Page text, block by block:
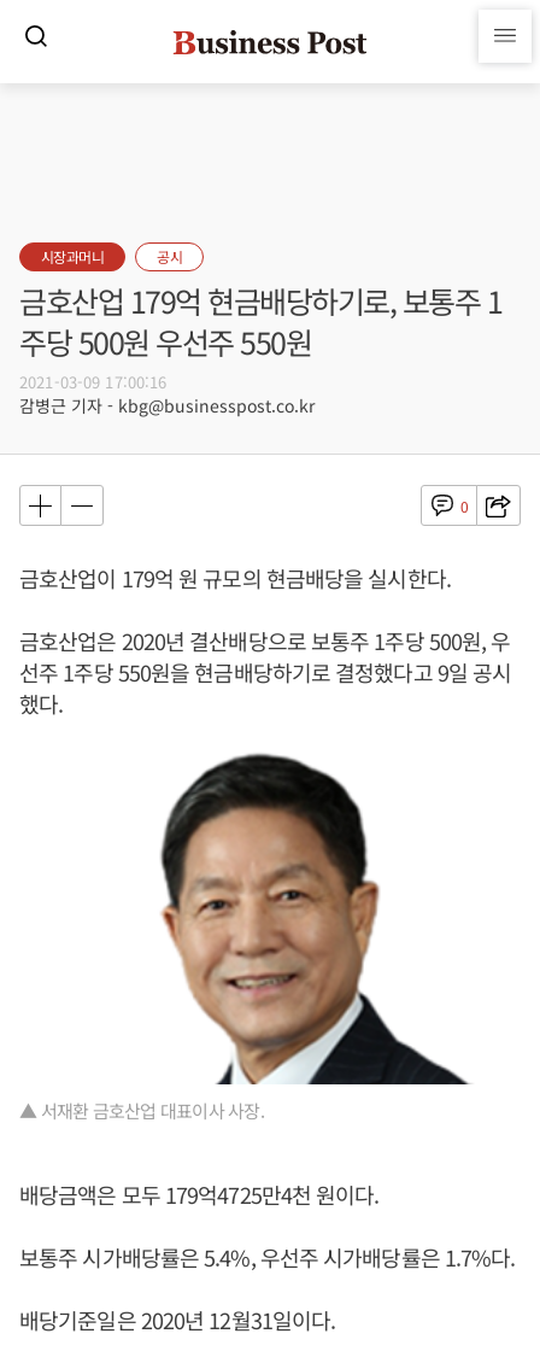
시장과머니 공시
금호산업 179억 현금배당하기로, 보통주 1
주당 500원 우선주 550원
2021-03-09 17:00:16
감병근 기자 - kbg@businesspost.co.kr
0
금호산업이 179억 원 규모의 현금배당을 실시한다.
금호산업은 2020년 결산배당으로 보통주 1주당 500원, 우
선주 1주당 550원을 현금배당하기로 결정했다고 9일 공시
했다.
▲ 서재환 금호산업 대표이사 사장.
배당금액은 모두 179억4725만4천 원이다.
보통주 시가배당률은 5.4%, 우선주 시가배당률은 1.7%다.
배당기준일은 2020년 12월31일이다.